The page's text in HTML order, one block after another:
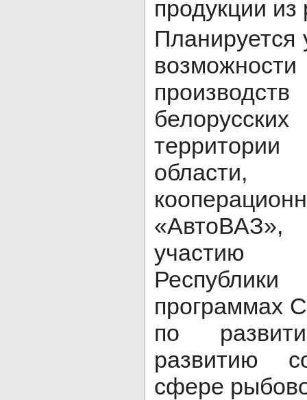
продукции из
Планируется
«АвтоВАЗ»,
участию
программах
по
развитию
сфере